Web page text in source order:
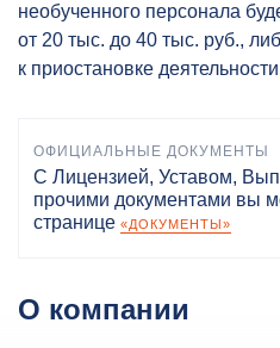
необученного персонала
от 20 тыс. до 40 тыс. руб.,
к приостановке
ОФИЦИАЛЬНЫЕ ДОКУМЕНТЫ
С Лицензией, Уставом,
прочими документами вы
странице «ДОКУМЕНТЫ»
О компании